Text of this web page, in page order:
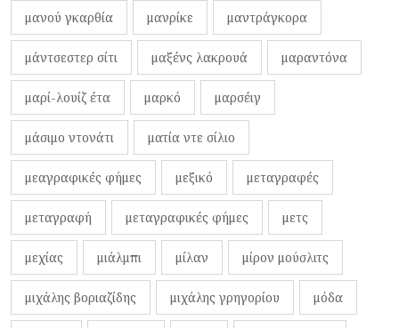
μανού γκαρθία μανρίκε μαντράγκορα
μάντσεστερ σίτι μαξένς λακρουά μαραντόνα
μαρί-λουίζ έτα μαρκό μαρσέιγ
μάσιμο ντονάτι ματία ντε σίλιο
μεαγραφικές φήμες μεξικό μεταγραφές
μεταγραφή μεταγραφικές φήμες μετς
μεχίας μιάλμπι μίλαν μίρον μούσλιτς
μιχάλης βοριαζίδης μιχάλης γρηγορίου μόδα